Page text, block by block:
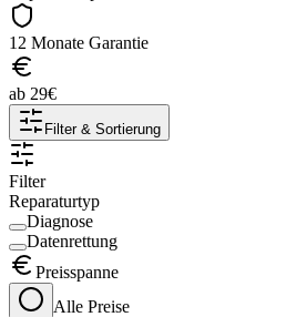
12 Monate Garantie
ab 29€
Filter & Sortierung
Filter
Reparaturtyp
Diagnose
Datenrettung
Preisspanne
Alle Preise